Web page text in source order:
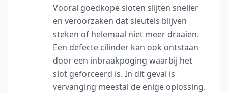
Vooral goedkope sloten slijten sneller
en veroorzaken dat sleutels blijven
steken of helemaal niet meer draaien.
Een defecte cilinder kan ook ontstaan
door een inbraakpoging waarbij het
slot geforceerd is. In dit geval is
vervanging meestal de enige oplossing.